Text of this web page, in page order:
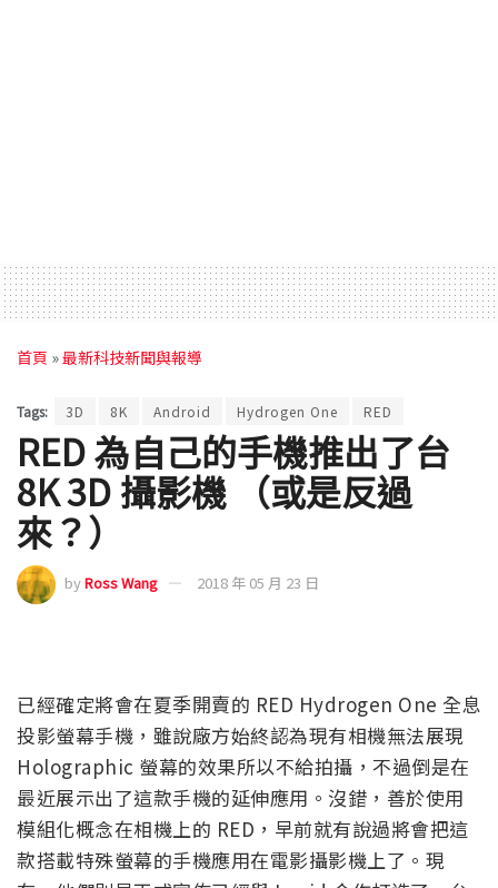
首頁 »最新科技新聞與報導
Tags: 3D 8K Android Hydrogen One RED
RED 為自己的手機推出了台
8K 3D 攝影機 （或是反過
來？）
byRoss Wang 2018 年 05 月 23 日
已經確定將會在夏季開賣的 RED Hydrogen One 全息
投影螢幕手機，雖說廠方始終認為現有相機無法展現
Holographic 螢幕的效果所以不給拍攝，不過倒是在
最近展示出了這款手機的延伸應用。沒錯，善於使用
模組化概念在相機上的 RED，早前就有說過將會把這
款搭載特殊螢幕的手機應用在電影攝影機上了。現